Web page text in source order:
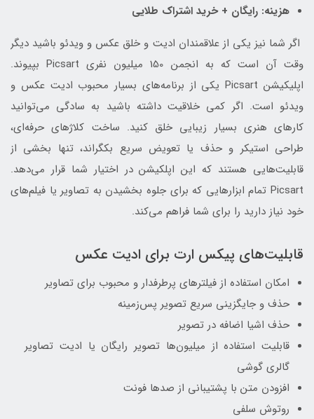
هزینه: رایگان + خرید اشتراک طلایی
اگر شما نیز یکی از علاقمندان ادیت و خلق عکس و ویدئو باشید دیگر
وقت آن است که به انجمن 150 میلیون نفری Picsart بپیوند.
اپلیکیشن Picsart یکی از برنامه‌های بسیار محبوب ادیت عکس و
ویدئو است. اگر کمی خلاقیت داشته باشید به سادگی می‌توانید
کارهای هنری بسیار زیبایی خلق کنید. ساخت کلاژهای حرفه‌ای،
طراحی استیکر و حذف یا تعویض سریع بکگراند، تنها بخشی از
قابلیت‌هایی هستند که این اپلکیشن در اختیار شما قرار می‌دهد.
Picsart تمام ابزارهایی که برای جلوه بخشیدن به تصاویر یا فیلم‌های
خود نیاز دارید را برای شما فراهم می‌کند.
قابلیت‌های پیکس ارت برای ادیت عکس
امکان استفاده از فیلترهای پرطرفدار و محبوب برای تصاویر
حذف و جایگزینی سریع تصویر پس‌زمینه
حذف اشیا اضافه در تصویر
قابلیت استفاده از میلیون‌ها تصویر رایگان یا ادیت تصاویر
گالری گوشی
افزودن متن با پشتیبانی از صدها فونت
روتوش سلفی